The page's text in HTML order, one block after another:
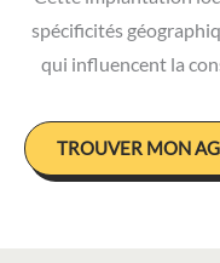
spécificités
qui influencent la
TROUVER MON